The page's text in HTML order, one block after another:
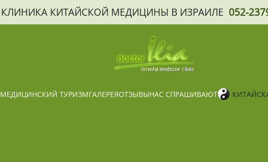
КЛИНИКА КИТАЙСКОЙ МЕДИЦИНЫ В ИЗРАИЛЕ 052-
МЕДИЦИНСКИЙ ТУРИЗМГАЛЕРЕЯОТЗЫВЫНАС СПРАШИВАЮТ